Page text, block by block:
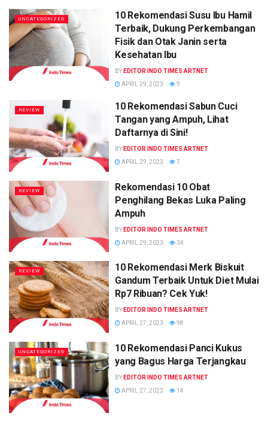
UNCATEGORIZED
10 Rekomendasi Susu Ibu Hamil
Terbaik, Dukung Perkembangan
Fisik dan Otak Janin serta
Kesehatan Ibu
BY EDITOR INDO TIMES ARTNET
APRIL 29, 2023
9
REVIEW
10 Rekomendasi Sabun Cuci
Tangan yang Ampuh, Lihat
Daftarnya di Sini!
BY EDITOR INDO TIMES ARTNET
APRIL 29, 2023
7
REVIEW
Rekomendasi 10 Obat
Penghilang Bekas Luka Paling
Ampuh
BY EDITOR INDO TIMES ARTNET
APRIL 29, 2023
34
REVIEW
10 Rekomendasi Merk Biskuit
Gandum Terbaik Untuk Diet Mulai
Rp7 Ribuan? Cek Yuk!
BY EDITOR INDO TIMES ARTNET
APRIL 27, 2023
98
UNCATEGORIZED
10 Rekomendasi Panci Kukus
yang Bagus Harga Terjangkau
BY EDITOR INDO TIMES ARTNET
APRIL 27, 2023
14